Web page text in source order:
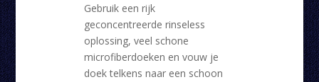
Gebruik een rijk
geconcentreerde rinseless
oplossing, veel schone
microfiberdoeken en vouw je
doek telkens naar een schoon